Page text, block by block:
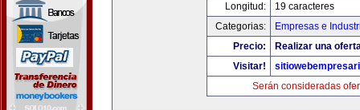
Longitud:
19 caracteres
Categorias:
Empresas e
Precio:
Realizar una
Visitar!
Serán consideradas